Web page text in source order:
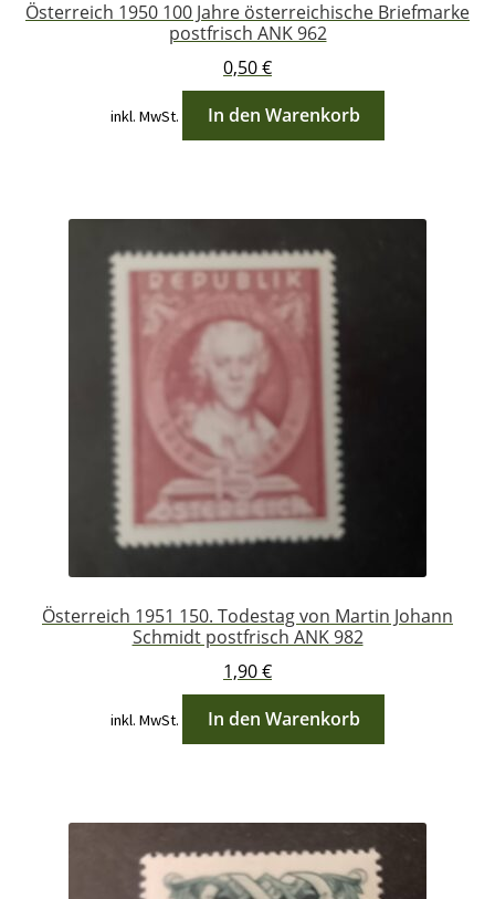
Österreich 1950 100 Jahre österreichische Briefmarke
postfrisch ANK 962
0,50€
inkl. MwSt. In den Warenkorb
Österreich 1951 150. Todestag von Martin Johann
Schmidt postfrisch ANK 982
1,90€
inkl. MwSt. In den Warenkorb